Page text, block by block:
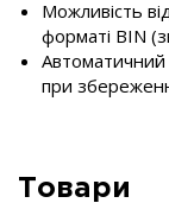
Можливість
форматі BIN
Автоматичний
при
Товари